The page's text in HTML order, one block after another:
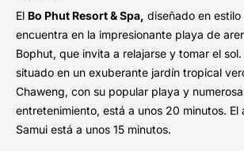
El Bo Phut Resort & Spa, diseñado en
encuentra en la impresionante playa de
Bophut, que invita a relajarse y tomar el
situado en un exuberante jardín tropical
Chaweng, con su popular playa y
entretenimiento, está a unos 20 minutos. El
Samui está a unos 15 minutos.